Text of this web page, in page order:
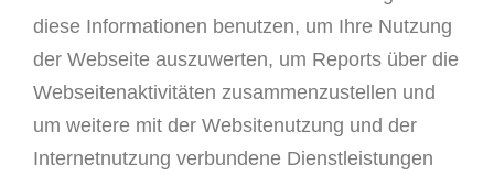
diese Informationen benutzen, um Ihre Nutzung
der Webseite auszuwerten, um Reports über die
Webseitenaktivitäten zusammenzustellen und
um weitere mit der Websitenutzung und der
Internetnutzung verbundene Dienstleistungen